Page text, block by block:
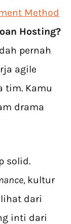
Method
Hosting?
pernah
agile
tim. Kamu
drama
solid.
kultur
dari
inti dari